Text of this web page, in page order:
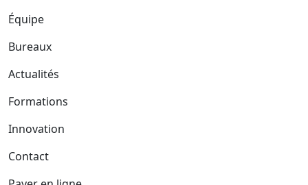
Équipe
Bureaux
Actualités
Formations
Innovation
Contact